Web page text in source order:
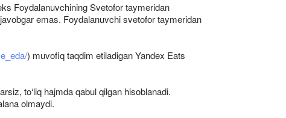
Foydalanuvchining Svetofor taymeridan
emas. Foydalanuvchi svetofor taymeridan
) muvofiq taqdim etiladigan Yandex Eats
to‘liq hajmda qabul qilgan hisoblanadi.
olmaydi.